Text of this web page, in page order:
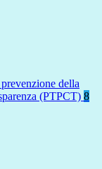
della
(PTPCT) 8